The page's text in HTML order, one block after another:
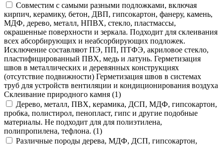
Совместим с самыми разными подложками, включая
кирпич, керамику, бетон, ДВП, гипсокартон, фанеру, камень,
МДФ, дерево, металл, НПВХ, стекло, пластмассы,
окрашенные поверхности и зеркала. Подходит для склеивания
всех абсорбирующих и неабсорбирующих подложек.
Исключение составляют ПЭ, ПП, ПТФЭ, акриловое стекло,
пластифицированный ПВХ, медь и латунь. Герметизация
швов в металлических и деревянных конструкциях
(отсутствие подвижности) Герметизация швов в системах
труб для устройств вентиляции и кондиционирования воздуха
Склеивание природного камня (1)
Дерево, металл, ПВХ, керамика, ДСП, МДФ, гипсокартон,
пробка, полистирол, пенопласт, гипс и другие подобные
материалы. Не подходит для для полиэтилена,
полипропилена, тефлона. (1)
Различные породы дерева, МДФ, ДСП, гипсокартон,